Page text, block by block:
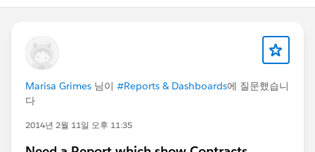
Marisa Grimes 님이 #Reports & Dashboards에 질문했습니
다
2014년 2월 11일 오후 11:35